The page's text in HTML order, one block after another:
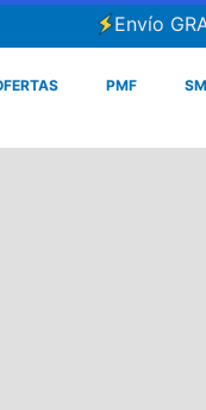
Envío
PMF